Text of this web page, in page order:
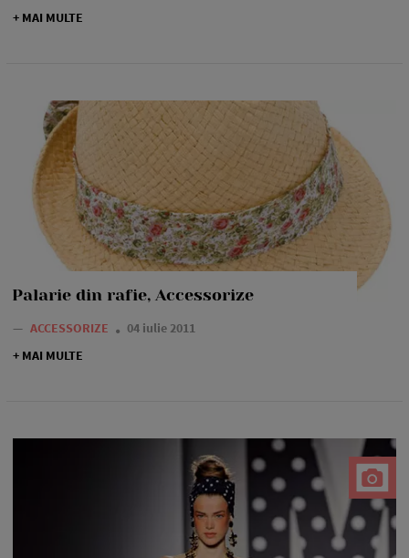
+ MAI MULTE
Palarie din rafie, Accessorize
— ACCESSORIZE
04 iulie 2011
+ MAI MULTE